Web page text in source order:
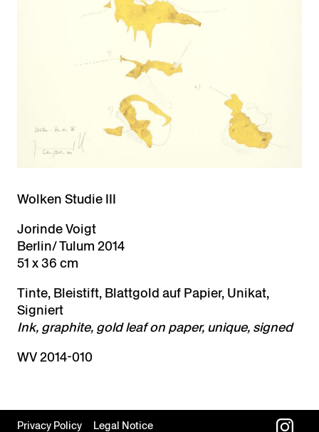
Wolken Studie III
Jorinde Voigt
Berlin/ Tulum 2014
51 x 36 cm
Tinte, Bleistift, Blattgold auf Papier, Unikat,
Signiert
Ink, graphite, gold leaf on paper, unique, signed
WV 2014-010
Privacy Policy Legal Notice